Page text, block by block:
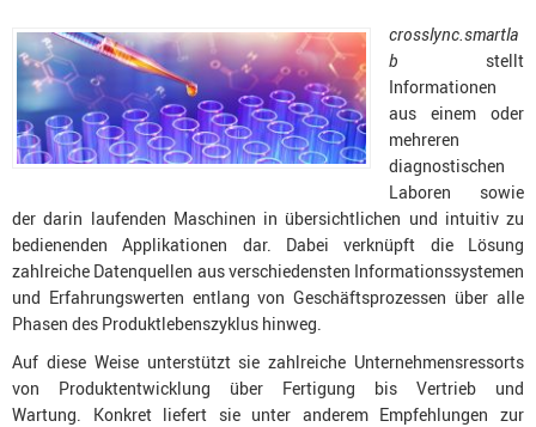
crosslync.smartla
b stellt
Informationen
aus einem oder
mehreren
diagnostischen
Laboren sowie
der darin laufenden Maschinen in übersichtlichen und intuitiv zu
bedienenden Applikationen dar. Dabei verknüpft die Lösung
zahlreiche Datenquellen aus verschiedensten Informationssystemen
und Erfahrungswerten entlang von Geschäftsprozessen über alle
Phasen des Produktlebenszyklus hinweg.
Auf diese Weise unterstützt sie zahlreiche Unternehmensressorts
von Produktentwicklung über Fertigung bis Vertrieb und
Wartung. Konkret liefert sie unter anderem Empfehlungen zur